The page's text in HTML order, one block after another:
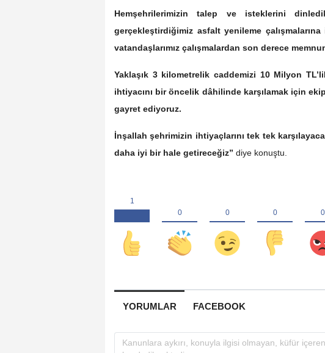
Hemşehrilerimizin talep ve isteklerini
gerçekleştirdiğimiz asfalt yenileme
vatandaşlarımız çalışmalardan son derece
Yaklaşık 3 kilometrelik caddemizi 10 Milyon
ihtiyacını bir öncelik dâhilinde karşılamak için
gayret ediyoruz.
İnşallah şehrimizin ihtiyaçlarını tek tek
daha iyi bir hale getireceğiz” diye konuştu.
YORUMLAR FACEBOOK